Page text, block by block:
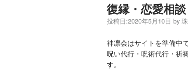
復縁・恋愛相談
投稿日:2020年5月10日 by
神凛会はサイトを準備中で
呪い代行・呪術代行・祈
す。